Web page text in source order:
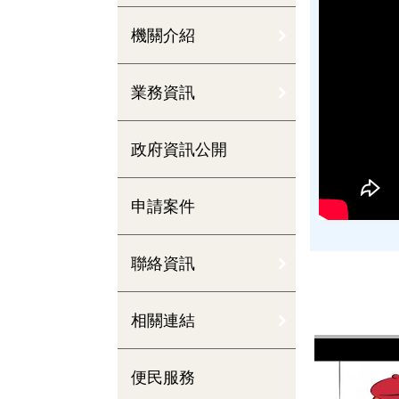
機關介紹
業務資訊
政府資訊公開
申請案件
聯絡資訊
相關連結
便民服務